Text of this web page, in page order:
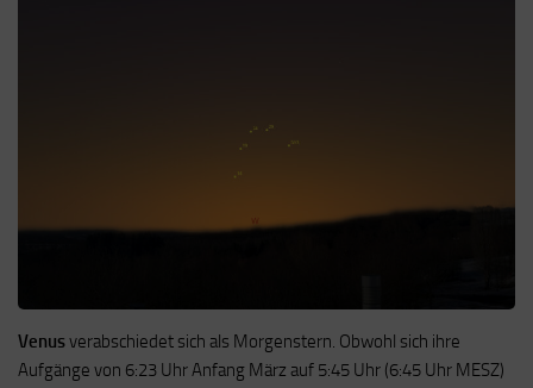
Venusverabschiedet sich als Morgenstern. Obwohl sich ihre
Aufgänge von 6:23 Uhr Anfang März auf 5:45 Uhr (6:45 Uhr MESZ)